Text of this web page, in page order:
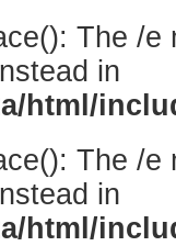
The /
in
html/
The /
in
html/